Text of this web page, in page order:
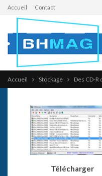
Accueil Contact
Accueil Stockage Des CD-
Télécharger